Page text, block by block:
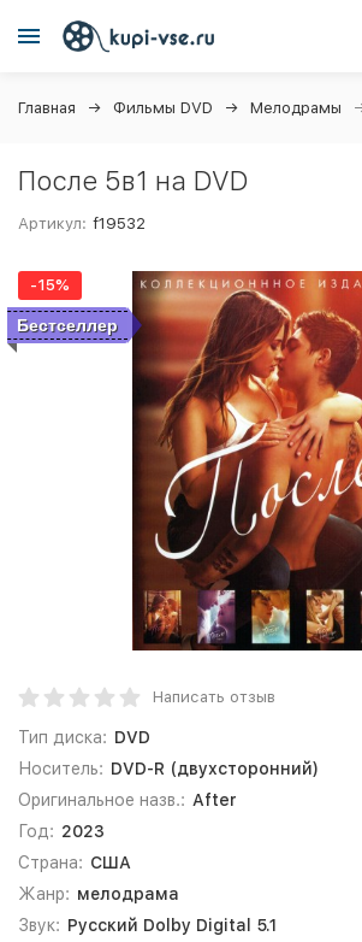
Главная Фильмы DVD Мелодрамы
После 5в1 на DVD
Артикул: f19532
-15%
Бестселлер
Написать отзыв
Тип диска: DVD
Носитель: DVD-R (двухсторонний)
Оригинальное назв.: After
Год: 2023
Страна: США
Жанр: мелодрама
Звук: Русский Dolby Digital 5.1